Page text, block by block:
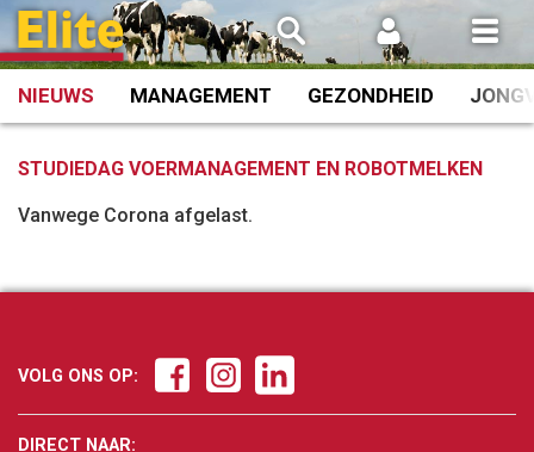
Spring
naar
inhoud
NIEUWS MANAGEMENT GEZONDHEID
STUDIEDAG VOERMANAGEMENT EN ROBOTMELKEN
Vanwege Corona afgelast.
VOLG ONS OP:
DIRECT NAAR: